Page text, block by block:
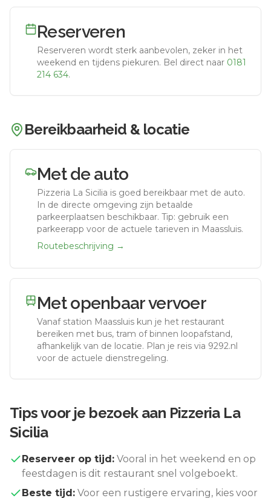
Reserveren
Reserveren wordt sterk aanbevolen, zeker in het
weekend en tijdens piekuren. Bel direct naar 0181
214 634.
Bereikbaarheid & locatie
Met de auto
Pizzeria La Sicilia is goed bereikbaar met de auto.
In de directe omgeving zijn betaalde
parkeerplaatsen beschikbaar. Tip: gebruik een
parkeerapp voor de actuele tarieven in Maassluis.
Routebeschrijving →
Met openbaar vervoer
Vanaf station Maassluis kun je het restaurant
bereiken met bus, tram of binnen loopafstand,
afhankelijk van de locatie. Plan je reis via 9292.nl
voor de actuele dienstregeling.
Tips voor je bezoek aan Pizzeria La
Sicilia
Reserveer op tijd: Vooral in het weekend en op
feestdagen is dit restaurant snel volgeboekt.
Beste tijd: Voor een rustigere ervaring, kies voor